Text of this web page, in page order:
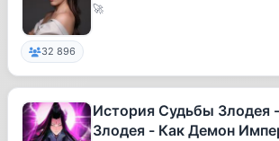
🚀
32 896
История Судьбы Злодея
Злодея - Как Демон